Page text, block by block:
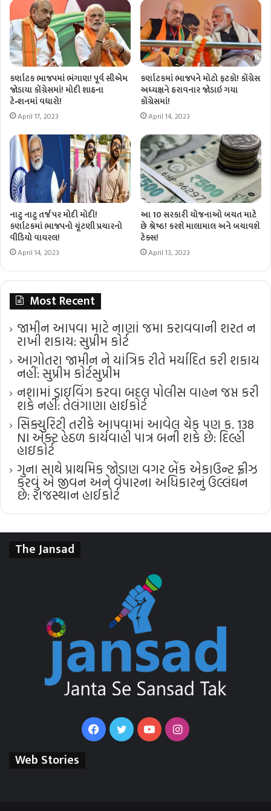
કર્ણાટક ભાજપમાં ભંગાણ! પૂર્વ સીએમ
જોડાયા કોંગ્રેસમાં! મોદી શાહના
ટેન્શનમાં વધારો!
April 17, 2023
કર્ણાટકમાં ભાજપને મોટો ફટકો! કોંગ્રેસ
અધ્યક્ષને હરાવનાર જોડાઇ ગયા
કોંગ્રેસમાં!
April 14, 2023
નાટુ નાટુ તર્જ પર મોદી મોદી!
કર્ણાટકમાં ભાજપનો ચૂંટણી પ્રચારનો
વીડિયો વાયરલ!
April 14, 2023
આ 10 સરકારી યોજનાઓ બચત માટે
છે શ્રેષ્ઠ! કરશે માલામાલ અને બચાવશે
ટેક્સ!
April 13, 2023
Most Recent
જામીન આપવા માટે નાણાં જમા કરાવવાની શરત ન
રાખી શકાય: સુપ્રીમ કોર્ટ
આગોતરા જામીન ને યાંત્રિક રીતે મર્યાદિત કરી શકાય
નહીં: સુપ્રીમ કોર્ટ​સુપ્રીમ
નશામાં ડ્રાઇવિંગ કરવા બદલ પોલીસ વાહન જપ્ત કરી
શકે નહીં: તેલંગાણા હાઈકોર્ટ
સિક્યુરિટી તરીકે આપવામાં આવેલ ચેક પણ ક. 138
NI એક્ટ હેઠળ કાર્યવાહી પાત્ર બની શકે છે: દિલ્હી
હાઇકોર્ટ
ગુના સાથે પ્રાથમિક જોડાણ વગર બેંક એકાઉન્ટ ફ્રીઝ
કરવું એ જીવન અને વેપારના અધિકારનું ઉલ્લંઘન
છે: રાજસ્થાન હાઈકોર્ટ
The Jansad
FacebookTwitterYouTubeInstagram
Web Stories